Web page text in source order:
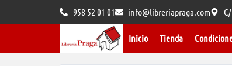
958 52 01 01 info@libreriapraga.com
Inicio Tienda